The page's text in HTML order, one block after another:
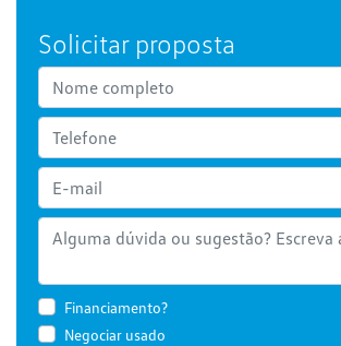
Solicitar proposta
Financiamento?
Negociar usado